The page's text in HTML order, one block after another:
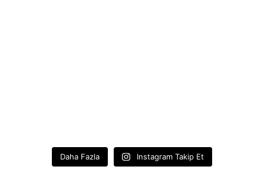
Daha Fazla Instagram Takip Et